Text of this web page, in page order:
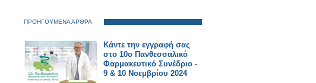
ΠΡΟΗΓΟΥΜΕΝΑ ΑΡΘΡΑ
Κάντε την εγγραφή σας
στο 10ο Πανθεσσαλικό
Φαρμακευτικό Συνέδριο -
9 & 10 Νοεμβρίου 2024